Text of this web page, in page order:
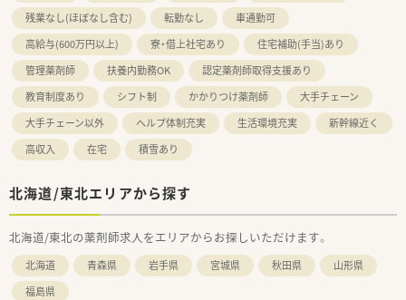
残業なし(ほぼなし含む)
転勤なし
車通勤可
高給与(600万円以上)
寮・借上社宅あり
住宅補助(手当)あり
管理薬剤師
扶養内勤務OK
認定薬剤師取得支援あり
教育制度あり
シフト制 かかりつけ薬剤師
大手チェーン
大手チェーン以外
ヘルプ体制充実 生活環境充実
新幹線近く
高収入
在宅 積雪あり
北海道/東北エリアから探す
北海道/東北の薬剤師求人をエリアからお探しいただけます。
北海道 青森県 岩手県 宮城県 秋田県
山形県
福島県